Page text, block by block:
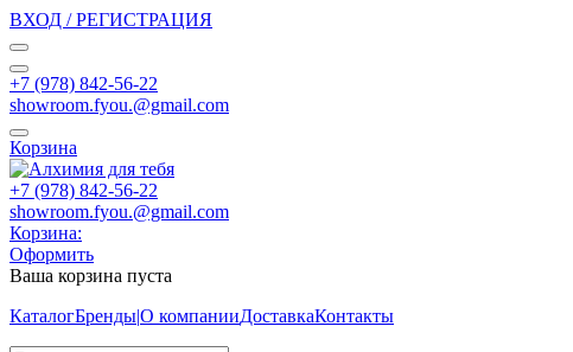
ВХОД / РЕГИСТРАЦИЯ
+7 (978) 842-56-22
showroom.fyou.@gmail.com
Корзина
+7 (978) 842-56-22
showroom.fyou.@gmail.com
Корзина:
Оформить
Ваша корзина пуста
КаталогБренды|О компанииДоставкаКонтакты